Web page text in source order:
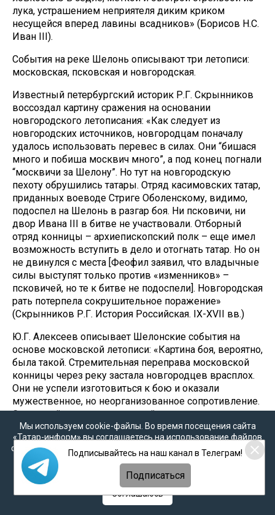
лука, устрашением неприятеля диким криком
несущейся вперед лавины всадников» (Борисов Н.С.
Иван III).
События на реке Шелонь описывают три летописи:
московская, псковская и новгородская.
Известный петербургский историк Р.Г. Скрынников
воссоздал картину сражения на основании
новгородского летописания: «Как следует из
новгородских источников, новгородцам поначалу
удалось использовать перевес в силах. Они “бишася
много и побиша москвич много”, а под конец погнали
“москвичи за Шелону”. Но тут на новгородскую
пехоту обрушились татары. Отряд касимовских татар,
приданных воеводе Стриге Оболенскому, видимо,
подоспел на Шелонь в разгар боя. Ни псковичи, ни
двор Ивана III в битве не участвовали. Отборный
отряд конницы – архиепископский полк – еще имел
возможность вступить в дело и отогнать татар. Но он
не двинулся с места [Феофил заявил, что владычные
силы выступят только против «изменников» –
псковичей, но те к битве не подоспели]. Новгородская
рать потерпела сокрушительное поражение»
(Скрынников Р.Г. История Российская. IX-XVII вв.)
Ю.Г. Алексеев описывает Шелонские события на
основе московской летописи: «Картина боя, вероятно,
была такой. Стремительная переправа московской
конницы через реку застала новгородцев врасплох.
Они не успели изготовиться к бою и оказали
мужественное, но неорганизованное сопротивление.
Страшный для средневековой пехоты удар
кавалерийской массы могли выдержать только
очень опытные и искусные воины, заранее
изготовившиеся к бою» (Алексеев Ю.Г. Закат
боярской республики в Новгороде).
В целом московская и псковская летописи схожи, а
новгородская отличается тем, что отмечает
Мы используем cookie-файлы. Во время посещения сайта
«Татар-информ» вы соглашаетесь на использование файлов
cookie в соответствии с настоящим уведомлением, согласием
наобработку персональных данных,Политикой о
персональных данных
Политикой конфиденциальности
Соглашаюсь
Подписывайтесь на наш канал в Телеграм!
Подписаться